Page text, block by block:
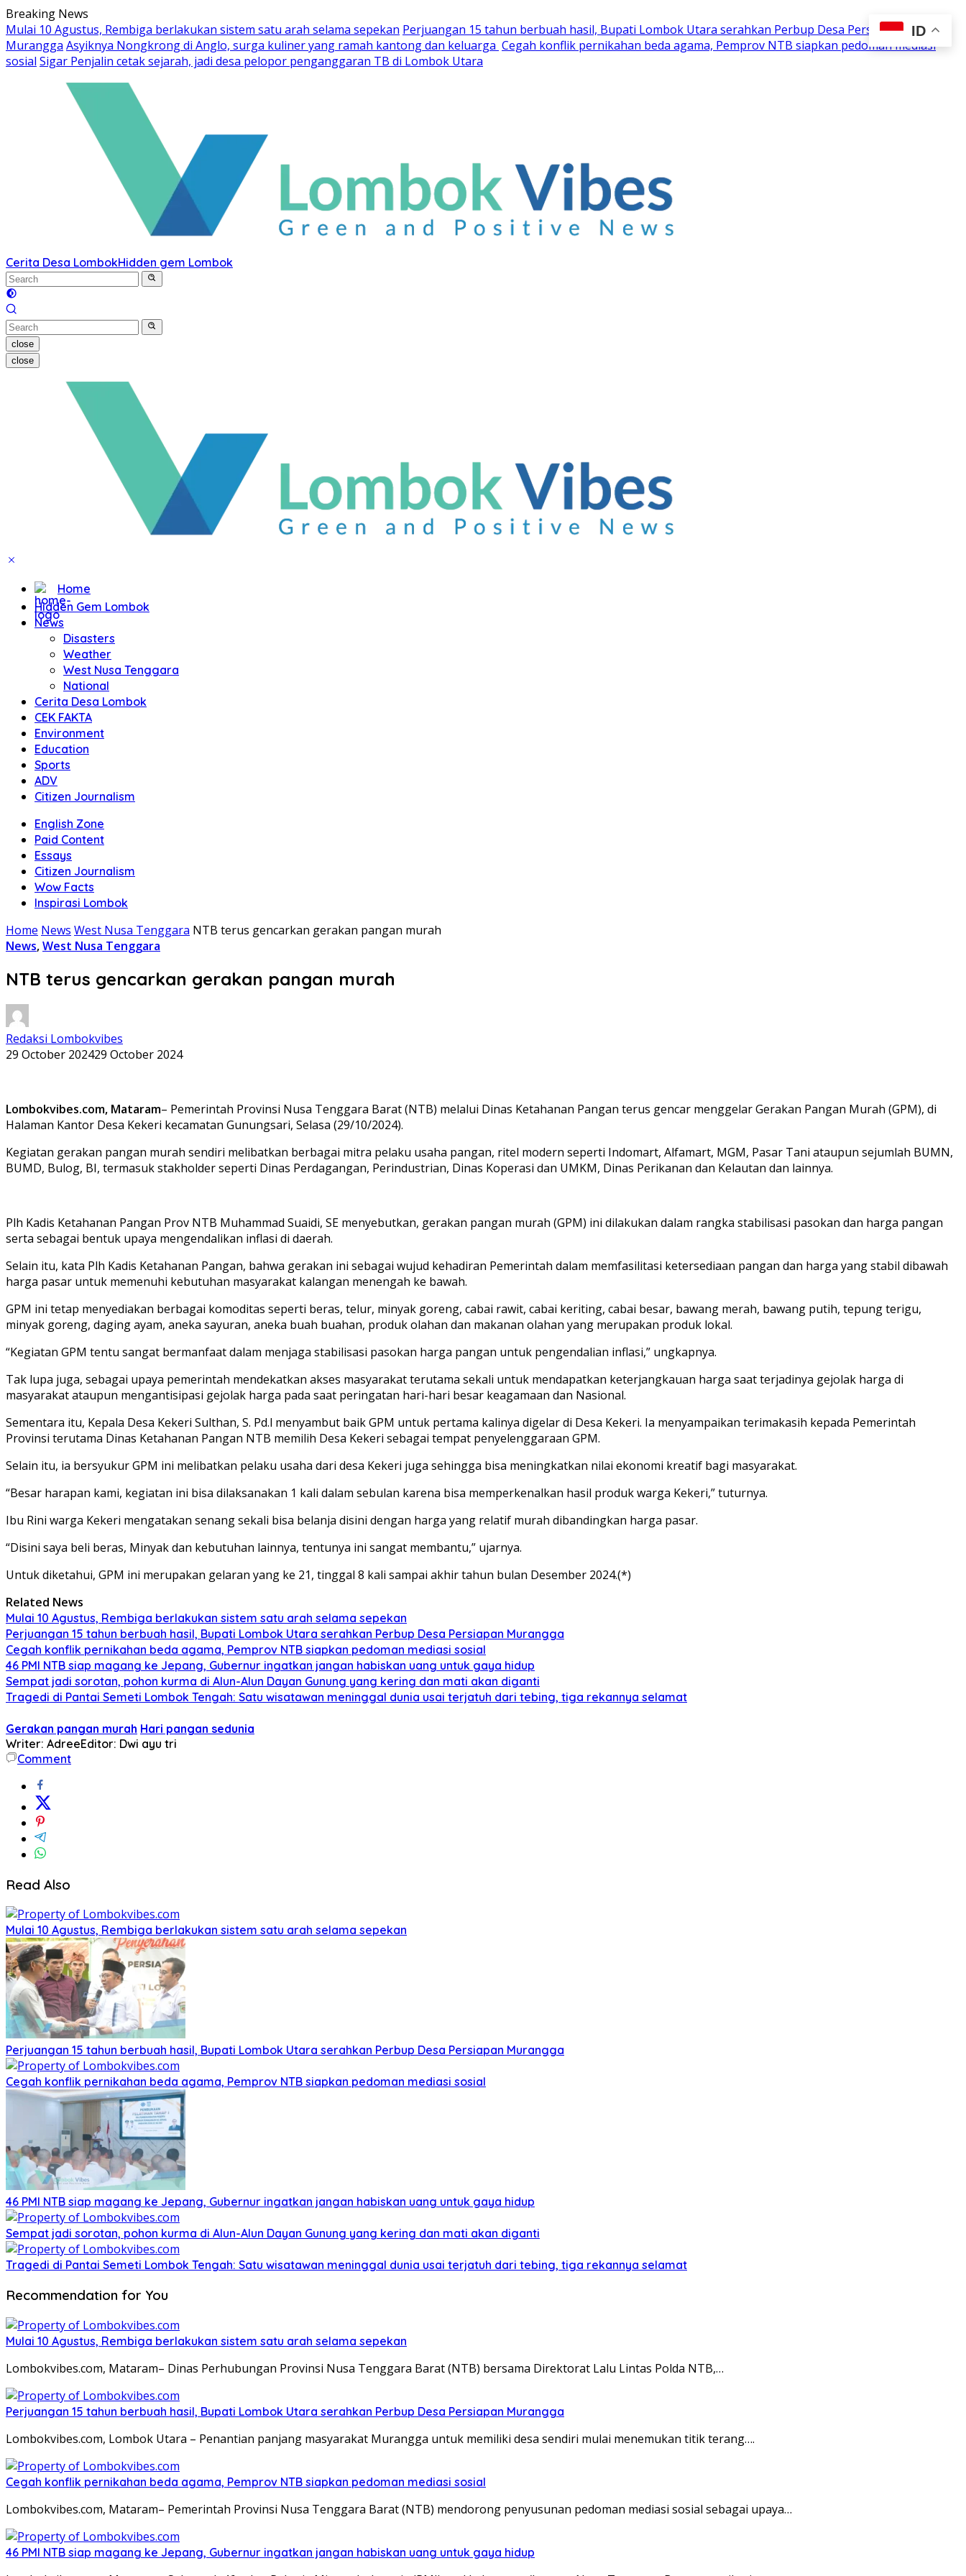
Skip
to
content
Breaking News
Mulai 10 Agustus, Rembiga berlakukan sistem satu arah selama sepekan Perjuangan 15 tahun berbuah hasil, Bupati Lombok Utara serahkan Perbup Desa Persiapan
Murangga Asyiknya Nongkrong di Anglo, surga kuliner yang ramah kantong dan keluarga Cegah konflik pernikahan beda agama, Pemprov NTB siapkan pedoman mediasi
sosial Sigar Penjalin cetak sejarah, jadi desa pelopor penganggaran TB di Lombok Utara
Cerita Desa LombokHidden gem Lombok
close
close
Home
Hidden Gem Lombok
News
Disasters
Weather
West Nusa Tenggara
National
Cerita Desa Lombok
CEK FAKTA
Environment
Education
Sports
ADV
Citizen Journalism
English Zone
Paid Content
Essays
Citizen Journalism
Wow Facts
Inspirasi Lombok
Home News West Nusa Tenggara NTB terus gencarkan gerakan pangan murah
News,West Nusa Tenggara
NTB terus gencarkan gerakan pangan murah
Redaksi Lombokvibes
29 October 202429 October 2024
Lombokvibes.com, Mataram– Pemerintah Provinsi Nusa Tenggara Barat (NTB) melalui Dinas Ketahanan Pangan terus gencar menggelar Gerakan Pangan Murah (GPM), di
Halaman Kantor Desa Kekeri kecamatan Gunungsari, Selasa (29/10/2024).
Kegiatan gerakan pangan murah sendiri melibatkan berbagai mitra pelaku usaha pangan, ritel modern seperti Indomart, Alfamart, MGM, Pasar Tani ataupun sejumlah BUMN,
BUMD, Bulog, BI, termasuk stakholder seperti Dinas Perdagangan, Perindustrian, Dinas Koperasi dan UMKM, Dinas Perikanan dan Kelautan dan lainnya.
Plh Kadis Ketahanan Pangan Prov NTB Muhammad Suaidi, SE menyebutkan, gerakan pangan murah (GPM) ini dilakukan dalam rangka stabilisasi pasokan dan harga pangan
serta sebagai bentuk upaya mengendalikan inflasi di daerah.
Selain itu, kata Plh Kadis Ketahanan Pangan, bahwa gerakan ini sebagai wujud kehadiran Pemerintah dalam memfasilitasi ketersediaan pangan dan harga yang stabil dibawah
harga pasar untuk memenuhi kebutuhan masyarakat kalangan menengah ke bawah.
GPM ini tetap menyediakan berbagai komoditas seperti beras, telur, minyak goreng, cabai rawit, cabai keriting, cabai besar, bawang merah, bawang putih, tepung terigu,
minyak goreng, daging ayam, aneka sayuran, aneka buah buahan, produk olahan dan makanan olahan yang merupakan produk lokal.
“Kegiatan GPM tentu sangat bermanfaat dalam menjaga stabilisasi pasokan harga pangan untuk pengendalian inflasi,” ungkapnya.
Tak lupa juga, sebagai upaya pemerintah mendekatkan akses masyarakat terutama sekali untuk mendapatkan keterjangkauan harga saat terjadinya gejolak harga di
masyarakat ataupun mengantisipasi gejolak harga pada saat peringatan hari-hari besar keagamaan dan Nasional.
Sementara itu, Kepala Desa Kekeri Sulthan, S. Pd.l menyambut baik GPM untuk pertama kalinya digelar di Desa Kekeri. Ia menyampaikan terimakasih kepada Pemerintah
Provinsi terutama Dinas Ketahanan Pangan NTB memilih Desa Kekeri sebagai tempat penyelenggaraan GPM.
Selain itu, ia bersyukur GPM ini melibatkan pelaku usaha dari desa Kekeri juga sehingga bisa meningkatkan nilai ekonomi kreatif bagi masyarakat.
“Besar harapan kami, kegiatan ini bisa dilaksanakan 1 kali dalam sebulan karena bisa memperkenalkan hasil produk warga Kekeri,” tuturnya.
Ibu Rini warga Kekeri mengatakan senang sekali bisa belanja disini dengan harga yang relatif murah dibandingkan harga pasar.
“Disini saya beli beras, Minyak dan kebutuhan lainnya, tentunya ini sangat membantu,” ujarnya.
Untuk diketahui, GPM ini merupakan gelaran yang ke 21, tinggal 8 kali sampai akhir tahun bulan Desember 2024.(*)
Related News
Mulai 10 Agustus, Rembiga berlakukan sistem satu arah selama sepekan
Perjuangan 15 tahun berbuah hasil, Bupati Lombok Utara serahkan Perbup Desa Persiapan Murangga
Cegah konflik pernikahan beda agama, Pemprov NTB siapkan pedoman mediasi sosial
46 PMI NTB siap magang ke Jepang, Gubernur ingatkan jangan habiskan uang untuk gaya hidup
Sempat jadi sorotan, pohon kurma di Alun-Alun Dayan Gunung yang kering dan mati akan diganti
Tragedi di Pantai Semeti Lombok Tengah: Satu wisatawan meninggal dunia usai terjatuh dari tebing, tiga rekannya selamat
Gerakan pangan murah Hari pangan sedunia
Writer: AdreeEditor: Dwi ayu tri
Comment
Read Also
Mulai 10 Agustus, Rembiga berlakukan sistem satu arah selama sepekan
Perjuangan 15 tahun berbuah hasil, Bupati Lombok Utara serahkan Perbup Desa Persiapan Murangga
Cegah konflik pernikahan beda agama, Pemprov NTB siapkan pedoman mediasi sosial
46 PMI NTB siap magang ke Jepang, Gubernur ingatkan jangan habiskan uang untuk gaya hidup
Sempat jadi sorotan, pohon kurma di Alun-Alun Dayan Gunung yang kering dan mati akan diganti
Tragedi di Pantai Semeti Lombok Tengah: Satu wisatawan meninggal dunia usai terjatuh dari tebing, tiga rekannya selamat
Recommendation for You
Mulai 10 Agustus, Rembiga berlakukan sistem satu arah selama sepekan
Lombokvibes.com, Mataram– Dinas Perhubungan Provinsi Nusa Tenggara Barat (NTB) bersama Direktorat Lalu Lintas Polda NTB,…
Perjuangan 15 tahun berbuah hasil, Bupati Lombok Utara serahkan Perbup Desa Persiapan Murangga
Lombokvibes.com, Lombok Utara – Penantian panjang masyarakat Murangga untuk memiliki desa sendiri mulai menemukan titik terang….
Cegah konflik pernikahan beda agama, Pemprov NTB siapkan pedoman mediasi sosial
Lombokvibes.com, Mataram– Pemerintah Provinsi Nusa Tenggara Barat (NTB) mendorong penyusunan pedoman mediasi sosial sebagai upaya…
46 PMI NTB siap magang ke Jepang, Gubernur ingatkan jangan habiskan uang untuk gaya hidup
ID